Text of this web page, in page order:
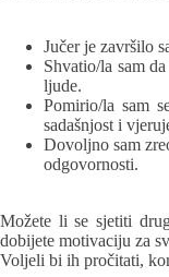
Jučer je završilo
Shvatio/la sam
ljude.
Pomirio/la sam
sadašnjost i
Dovoljno sam
odgovornosti.
Možete li se sjetiti
dobijete motivaciju za
Voljeli bi ih pročitati, k